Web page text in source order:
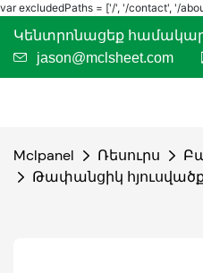
var excludedPaths = ['/', '/contact', '/
Կենտրոնացեք
jason@mclsheet.com
Mclpanel Ռեսուրս
Թափանցիկ